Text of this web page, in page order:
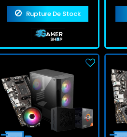
Rupture De Stock